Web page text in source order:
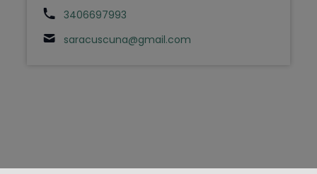
3406697993
saracuscuna@gmail.com